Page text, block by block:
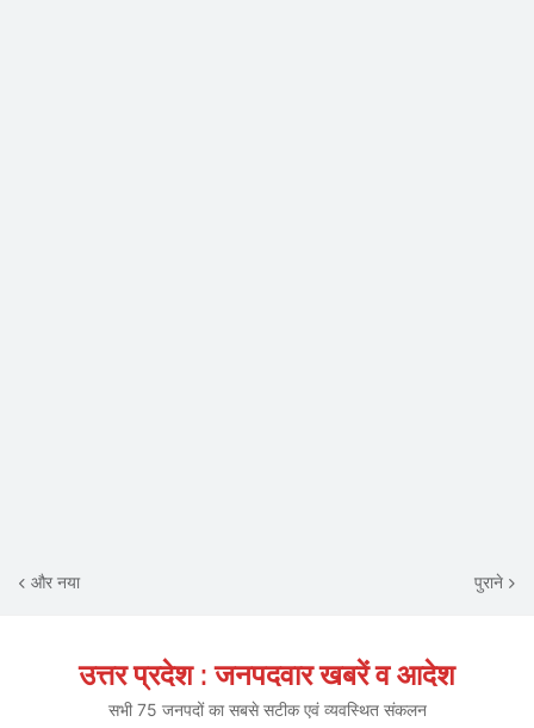
और नया पुराने
उत्तर प्रदेश : जनपदवार खबरें व आदेश
सभी 75 जनपदों का सबसे सटीक एवं व्यवस्थित संकलन